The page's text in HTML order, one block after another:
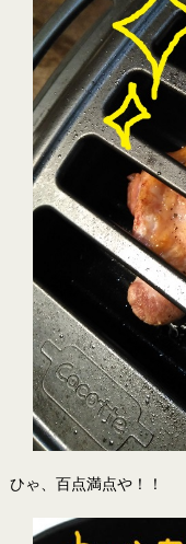
ひゃ、百点満点や！！